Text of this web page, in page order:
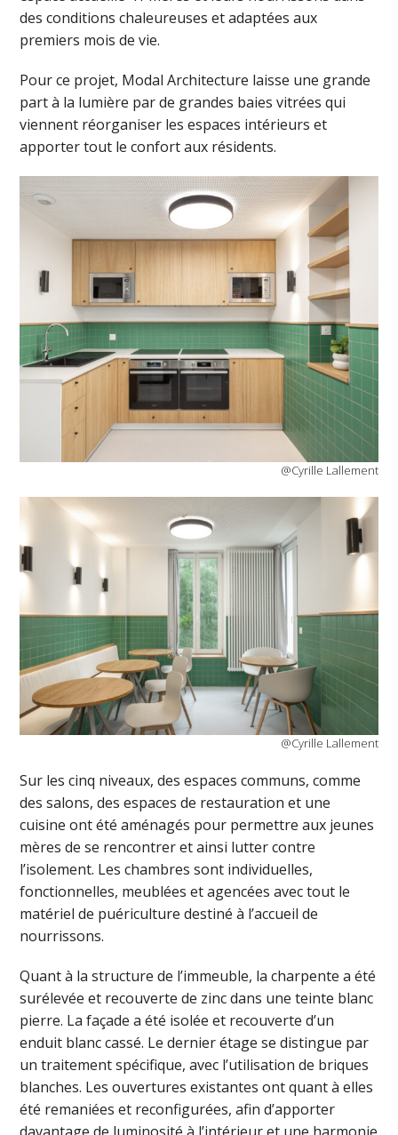
des conditions chaleureuses et adaptées aux
premiers mois de vie.
Pour ce projet, Modal Architecture laisse une grande
part à la lumière par de grandes baies vitrées qui
viennent réorganiser les espaces intérieurs et
apporter tout le confort aux résidents.
@Cyrille Lallement
@Cyrille Lallement
Sur les cinq niveaux, des espaces communs, comme
des salons, des espaces de restauration et une
cuisine ont été aménagés pour permettre aux jeunes
mères de se rencontrer et ainsi lutter contre
l’isolement. Les chambres sont individuelles,
fonctionnelles, meublées et agencées avec tout le
matériel de puériculture destiné à l’accueil de
nourrissons.
Quant à la structure de l’immeuble, la charpente a été
surélevée et recouverte de zinc dans une teinte blanc
pierre. La façade a été isolée et recouverte d’un
enduit blanc cassé. Le dernier étage se distingue par
un traitement spécifique, avec l’utilisation de briques
blanches. Les ouvertures existantes ont quant à elles
été remaniées et reconfigurées, afin d’apporter
davantage de luminosité à l’intérieur et une harmonie